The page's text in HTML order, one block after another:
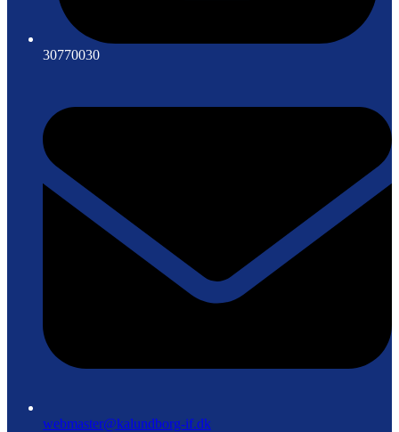
30770030
webmaster@kalundborg-if.dk